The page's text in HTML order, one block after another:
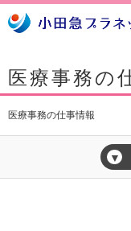
医療事務の
医療事務の仕事情報
▼